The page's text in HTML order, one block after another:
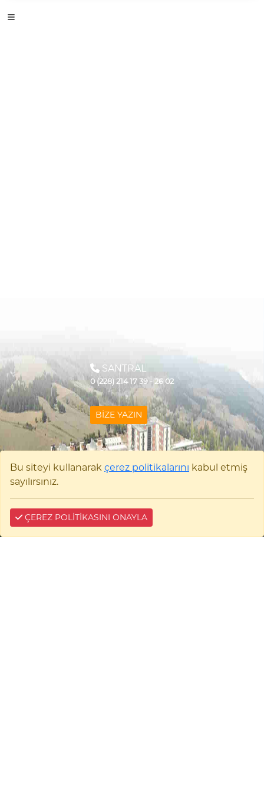
İlahiyat Fakültesi
SANTRAL
0 (228) 214 17 39 - 26 02
BİZE YAZIN
Çerez Bilgi
Bu siteyi kullanarak çerez politikalarını kabul etmiş
sayılırsınız.
ÇEREZ POLİTİKASINI ONAYLA